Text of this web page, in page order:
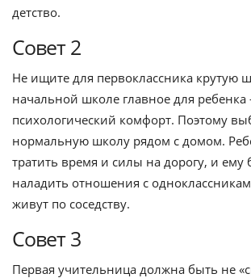
детство.
Совет 2
Не ищите для первоклассника крутую
начальной школе главное для ребенка
психологический комфорт. Поэтому
нормальную школу рядом с домом.
тратить время и силы на дорогу, и ему
наладить отношения с
живут по соседству.
Совет 3
Первая учительница должна быть не